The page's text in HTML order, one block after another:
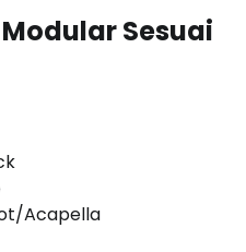
Sesuai
Acapella